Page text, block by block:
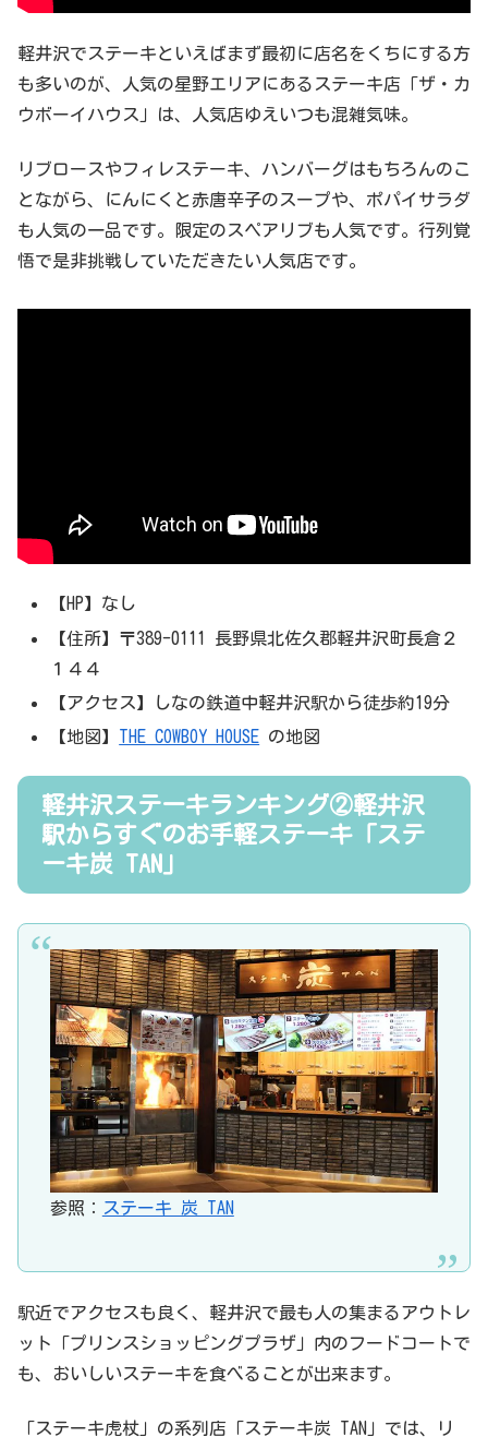
軽井沢でステーキといえばまず最初に店名をくちにする方
も多いのが、人気の星野エリアにあるステーキ店「ザ・カ
ウボーイハウス」は、人気店ゆえいつも混雑気味。
リブロースやフィレステーキ、ハンバーグはもちろんのこ
とながら、にんにくと赤唐辛子のスープや、ポパイサラダ
も人気の一品です。限定のスペアリブも人気です。行列覚
悟で是非挑戦していただきたい人気店です。
【HP】なし
【住所】〒389-0111 長野県北佐久郡軽井沢町長倉２
１４４
【アクセス】しなの鉄道中軽井沢駅から徒歩約19分
【地図】 THE COWBOY HOUSE の地図
軽井沢ステーキランキング②軽井沢
駅からすぐのお手軽ステーキ「ステ
ーキ炭 TAN」
参照： ステーキ 炭 TAN
駅近でアクセスも良く、軽井沢で最も人の集まるアウトレ
ット「プリンスショッピングプラザ」内のフードコートで
も、おいしいステーキを食べることが出来ます。
「ステーキ虎杖」の系列店「ステーキ炭 TAN」では、リ